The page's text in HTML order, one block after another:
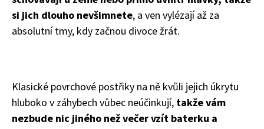
si jich dlouho nevšimnete, a ven vylézají až za
absolutní tmy, kdy začnou divoce žrát.
Klasické povrchové postřiky na ně kvůli jejich úkrytu
hluboko v záhybech vůbec neúčinkují, takže vám
nezbude nic jiného než večer vzít baterku a